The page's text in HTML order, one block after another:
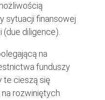
sytuacji finansowej
(due diligence).
na
funduszy
te cieszą się
rozwiniętych